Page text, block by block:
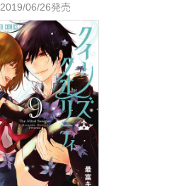
2019/06/26発売